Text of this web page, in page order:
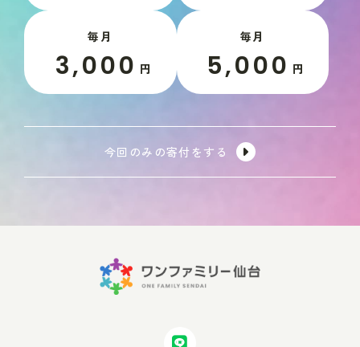
毎月
3,000 円
毎月
5,000 円
今回のみの寄付をする